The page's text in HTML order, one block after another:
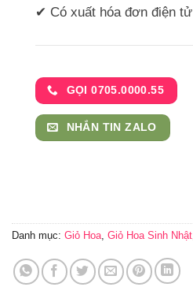
✔ Có xuất hóa đơn điện tử
GỌI 0705.0000.55
NHẮN TIN ZALO
Danh mục: Giỏ Hoa Giỏ Hoa Sinh Nhật